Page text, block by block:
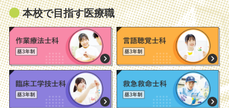
本校で目指す医療職